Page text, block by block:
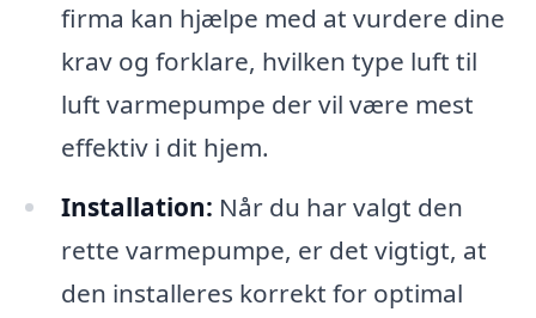
firma kan hjælpe med at vurdere dine
krav og forklare, hvilken type luft til
luft varmepumpe der vil være mest
effektiv i dit hjem.
Installation: Når du har valgt den
rette varmepumpe, er det vigtigt, at
den installeres korrekt for optimal